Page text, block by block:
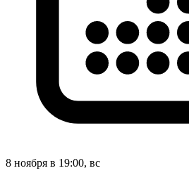
8 ноября в 19:00, вс